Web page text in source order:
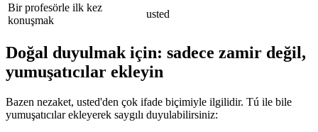
Bir profesörle ilk kez
konuşmak
usted
Doğal duyulmak için: sadece zamir değil,
yumuşatıcılar ekleyin
Bazen nezaket, usted'den çok ifade biçimiyle ilgilidir. Tú ile bile
yumuşatıcılar ekleyerek saygılı duyulabilirsiniz: